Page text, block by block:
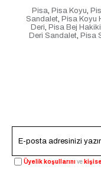
Pisa, Pisa Koyu,
Sandalet, Pisa Koyu
Deri, Pisa Bej
Deri Sandalet, Pisa
Üyelik koşullarınıve